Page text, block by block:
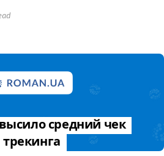
средний чек